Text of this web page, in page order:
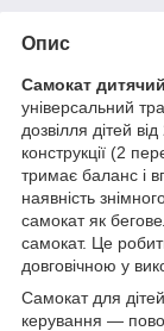
Опис
Самокат
універсальний
дозвілля дітей
конструкції (2
тримає баланс і
наявність
самокат як
самокат. Це
довговічною у
Самокат для
керування —